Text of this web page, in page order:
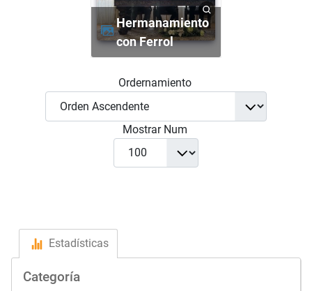
Hermanamiento
con Ferrol
Ordernamiento
Mostrar Num
Estadísticas
Categoría